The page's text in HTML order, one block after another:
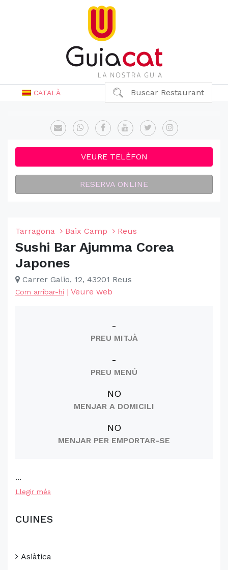
CATALÀ Buscar Restaurant
VEURE TELÈFON
RESERVA ONLINE
Tarragona Baix Camp Reus
Sushi Bar Ajumma Corea
Japones
Carrer Galio, 12, 43201 Reus
Com arribar-hi | Veure web
-
PREU MITJÀ
-
PREU MENÚ
NO
MENJAR A DOMICILI
NO
MENJAR PER EMPORTAR-SE
...
Llegir més
CUINES
Asiàtica